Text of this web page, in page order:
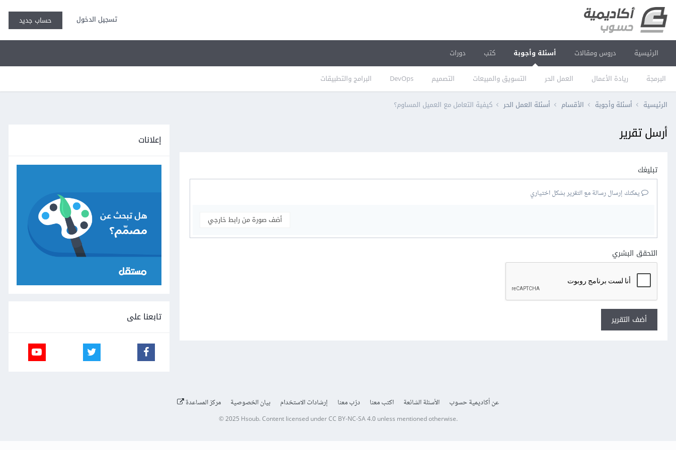
تسجيل الدخول حساب جديد
الرئيسية دروس ومقالات أسئلة وأجوبة
البرمجة ريادة الأعمال العمل الحر التسويق والمبيعات التصميم DevOps البرامج والتطبيقات
كتب دورات
الرئيسية أسئلة وأجوبة الأقسام أسئلة العمل الحر كيفية التعامل مع العميل المساوم؟
أرسل تقرير
تبليغك
يمكنك إرسال رسالة مع التقرير بشكل اختياري
أضف صورة من رابط خارجي
التحقق البشري
أضف التقرير
إعلانات
تابعنا على
عن أكاديمية حسوب الأسئلة الشائعة اكتب معنا درّب معنا إرشادات الاستخدام بيان الخصوصية مركز المساعدة
© 2025 Hsoub.Content licensed underCC BY-NC-SA 4.0unless mentioned otherwise.